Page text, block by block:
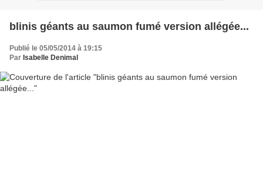
blinis géants au saumon fumé version allégée...
Publié le 05/05/2014 à 19:15
Par Isabelle Denimal